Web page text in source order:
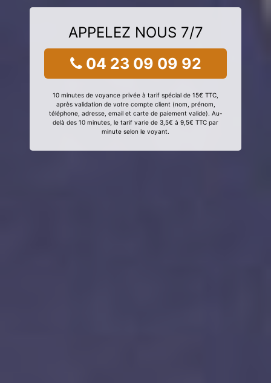
APPELEZ NOUS 7/7
04 23 09 09 92
10 minutes de voyance privée à tarif spécial de 15€ TTC,
après validation de votre compte client (nom, prénom,
téléphone, adresse, email et carte de paiement valide). Au-
delà des 10 minutes, le tarif varie de 3,5€ à 9,5€ TTC par
minute selon le voyant.